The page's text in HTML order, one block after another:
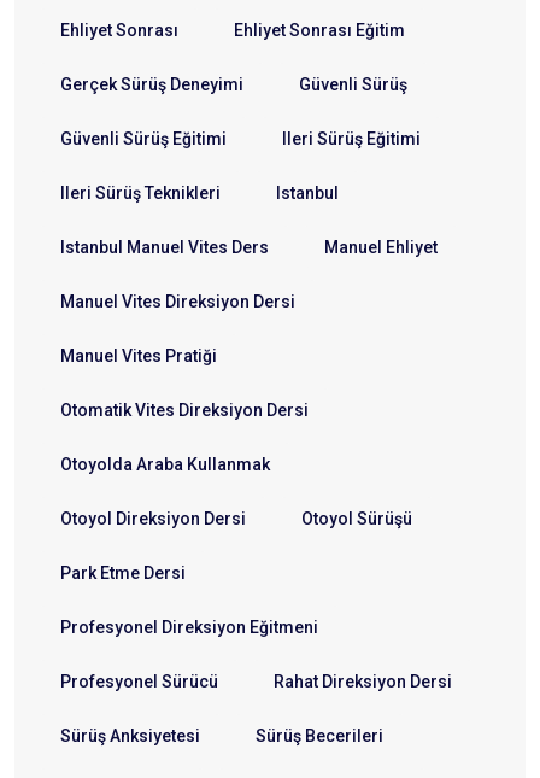
Ehliyet Sonrası Ehliyet Sonrası Eğitim
Gerçek Sürüş Deneyimi Güvenli Sürüş
Güvenli Sürüş Eğitimi Ileri Sürüş Eğitimi
Ileri Sürüş Teknikleri Istanbul
Istanbul Manuel Vites Ders Manuel Ehliyet
Manuel Vites Direksiyon Dersi
Manuel Vites Pratiği
Otomatik Vites Direksiyon Dersi
Otoyolda Araba Kullanmak
Otoyol Direksiyon Dersi Otoyol Sürüşü
Park Etme Dersi
Profesyonel Direksiyon Eğitmeni
Profesyonel Sürücü Rahat Direksiyon Dersi
Sürüş Anksiyetesi Sürüş Becerileri